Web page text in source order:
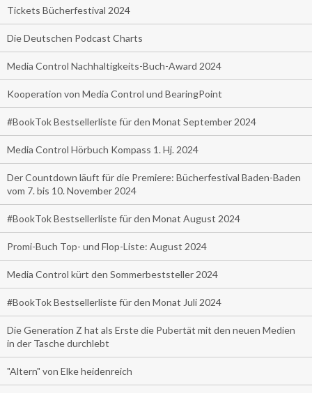
Tickets Bücherfestival 2024
Die Deutschen Podcast Charts
Media Control Nachhaltigkeits-Buch-Award 2024
Kooperation von Media Control und BearingPoint
#BookTok Bestsellerliste für den Monat September 2024
Media Control Hörbuch Kompass 1. Hj. 2024
Der Countdown läuft für die Premiere: Bücherfestival Baden-Baden
vom 7. bis 10. November 2024
#BookTok Bestsellerliste für den Monat August 2024
Promi-Buch Top- und Flop-Liste: August 2024
Media Control kürt den Sommerbeststeller 2024
#BookTok Bestsellerliste für den Monat Juli 2024
Die Generation Z hat als Erste die Pubertät mit den neuen Medien
in der Tasche durchlebt
"Altern" von Elke heidenreich